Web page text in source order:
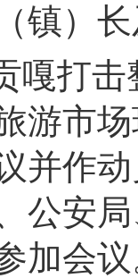
镇）
嘎打
游市
并作
公安
加会